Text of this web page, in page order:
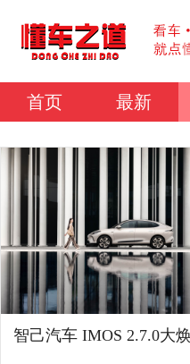
首页 最新
智己汽车 IMOS 2.7.0大